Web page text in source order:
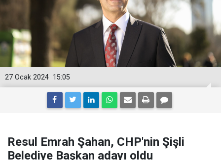
15:05
27 Ocak 2024
Resul Emrah Şahan, CHP'nin Şişli
Belediye Başkan adayı oldu